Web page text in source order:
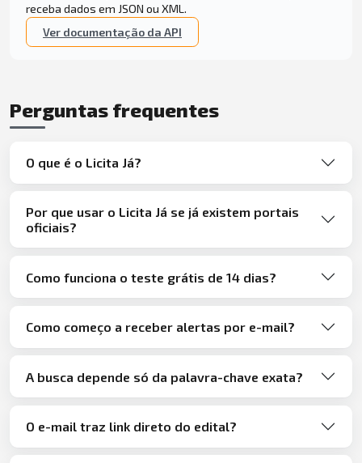
receba dados em JSON ou XML.
Ver documentação da API
Perguntas frequentes
O que é o Licita Já?
Por que usar o Licita Já se já existem portais
oficiais?
Como funciona o teste grátis de 14 dias?
Como começo a receber alertas por e-mail?
A busca depende só da palavra-chave exata?
O e-mail traz link direto do edital?